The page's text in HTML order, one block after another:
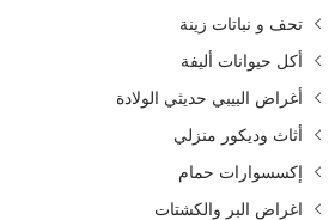
تحف و نباتات زينة
أكل حيوانات أليفة
أغراض البيبي حديثي الولادة
أثاث وديكور منزلي
إكسسوارات حمام
اغراض البر والكشتات